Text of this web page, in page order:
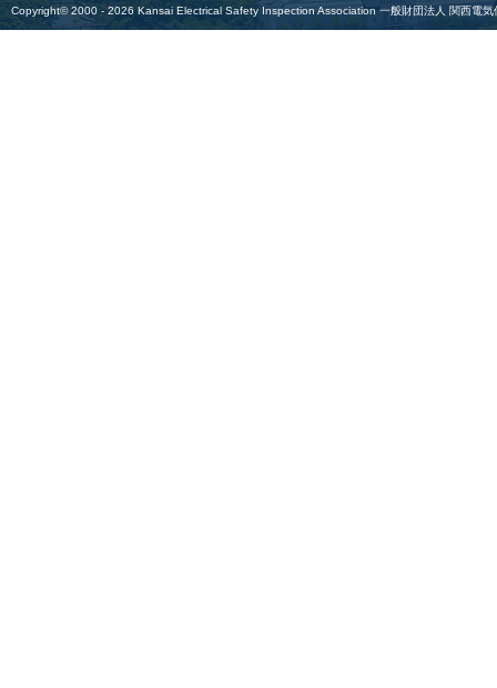
Copyright© 2000 -2026 Kansai Electrical Safety Inspection Association 一般財団法人 関西電気